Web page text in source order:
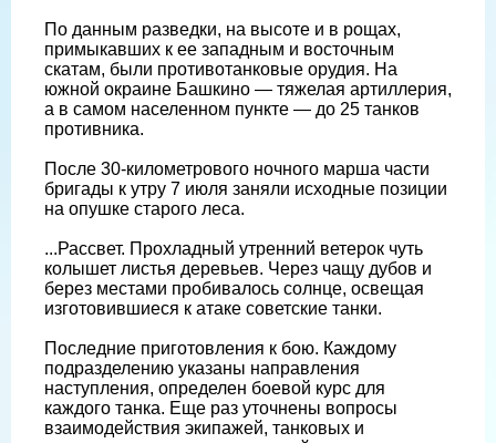
По данным разведки, на высоте и в рощах,
примыкавших к ее западным и восточным
скатам, были противотанковые орудия. На
южной окраине Башкино — тяжелая артиллерия,
а в самом населенном пункте — до 25 танков
противника.
После 30-километрового ночного марша части
бригады к утру 7 июля заняли исходные позиции
на опушке старого леса.
...Рассвет. Прохладный утренний ветерок чуть
колышет листья деревьев. Через чащу дубов и
берез местами пробивалось солнце, освещая
изготовившиеся к атаке советские танки.
Последние приготовления к бою. Каждому
подразделению указаны направления
наступления, определен боевой курс для
каждого танка. Еще раз уточнены вопросы
взаимодействия экипажей, танковых и